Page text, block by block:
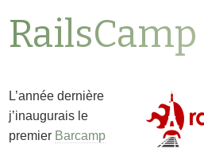
L’année dernière
j’inaugurais le
premier Barcamp